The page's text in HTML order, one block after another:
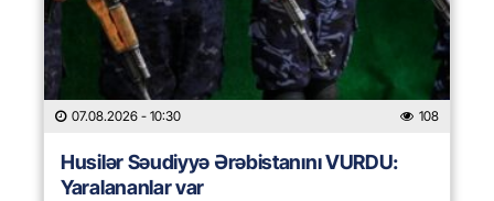
07.08.2026 - 10:30 108
Husilər Səudiyyə Ərəbistanını VURDU:
Yaralananlar var